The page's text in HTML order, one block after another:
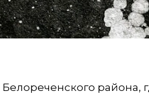
района,